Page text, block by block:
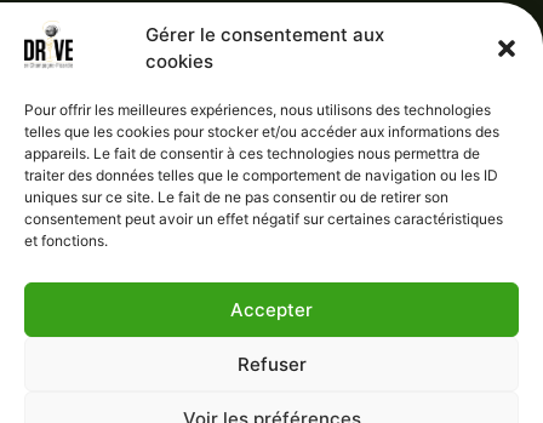
Gérer le consentement aux
cookies
Pour offrir les meilleures expériences, nous utilisons des technologies
telles que les cookies pour stocker et/ou accéder aux informations des
appareils. Le fait de consentir à ces technologies nous permettra de
traiter des données telles que le comportement de navigation ou les ID
uniques sur ce site. Le fait de ne pas consentir ou de retirer son
consentement peut avoir un effet négatif sur certaines caractéristiques
et fonctions.
Accepter
Refuser
Voir les préférences
Vie pratique
Nous contacter
Administration